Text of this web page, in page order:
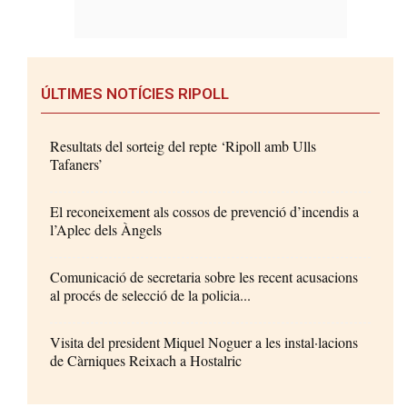
ÚLTIMES NOTÍCIES RIPOLL
Resultats del sorteig del repte ‘Ripoll amb Ulls
Tafaners’
El reconeixement als cossos de prevenció d’incendis a
l’Aplec dels Àngels
Comunicació de secretaria sobre les recent acusacions
al procés de selecció de la policia...
Visita del president Miquel Noguer a les instal·lacions
de Càrniques Reixach a Hostalric